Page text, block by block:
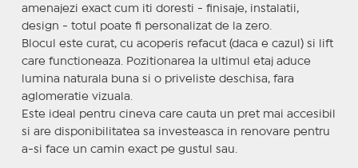
amenajezi exact cum iti doresti - finisaje, instalatii,
design - totul poate fi personalizat de la zero.
Blocul este curat, cu acoperis refacut (daca e cazul) si lift
care functioneaza. Pozitionarea la ultimul etaj aduce
lumina naturala buna si o priveliste deschisa, fara
aglomeratie vizuala.
Este ideal pentru cineva care cauta un pret mai accesibil
si are disponibilitatea sa investeasca in renovare pentru
a-si face un camin exact pe gustul sau.